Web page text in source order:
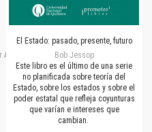
Stella Maris Arnáiz Burne
El Estado: pasado, presente, futuro
Bob Jessop
Este libro es el último de una serie
no planificada sobre teoría del
Estado, sobre los estados y sobre el
poder estatal que refleja coyunturas
que varían e intereses que
cambian.